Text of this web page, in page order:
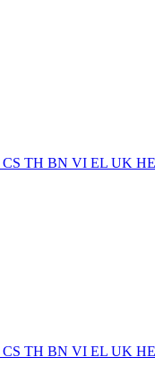
CS TH BN VI EL UK HE
CS TH BN VI EL UK HE